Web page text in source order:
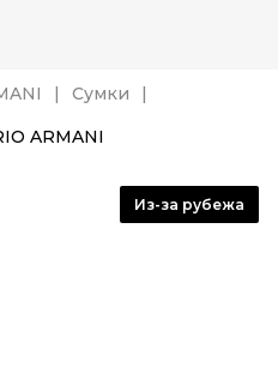
Сумки
ARMANI
Из-за рубежа